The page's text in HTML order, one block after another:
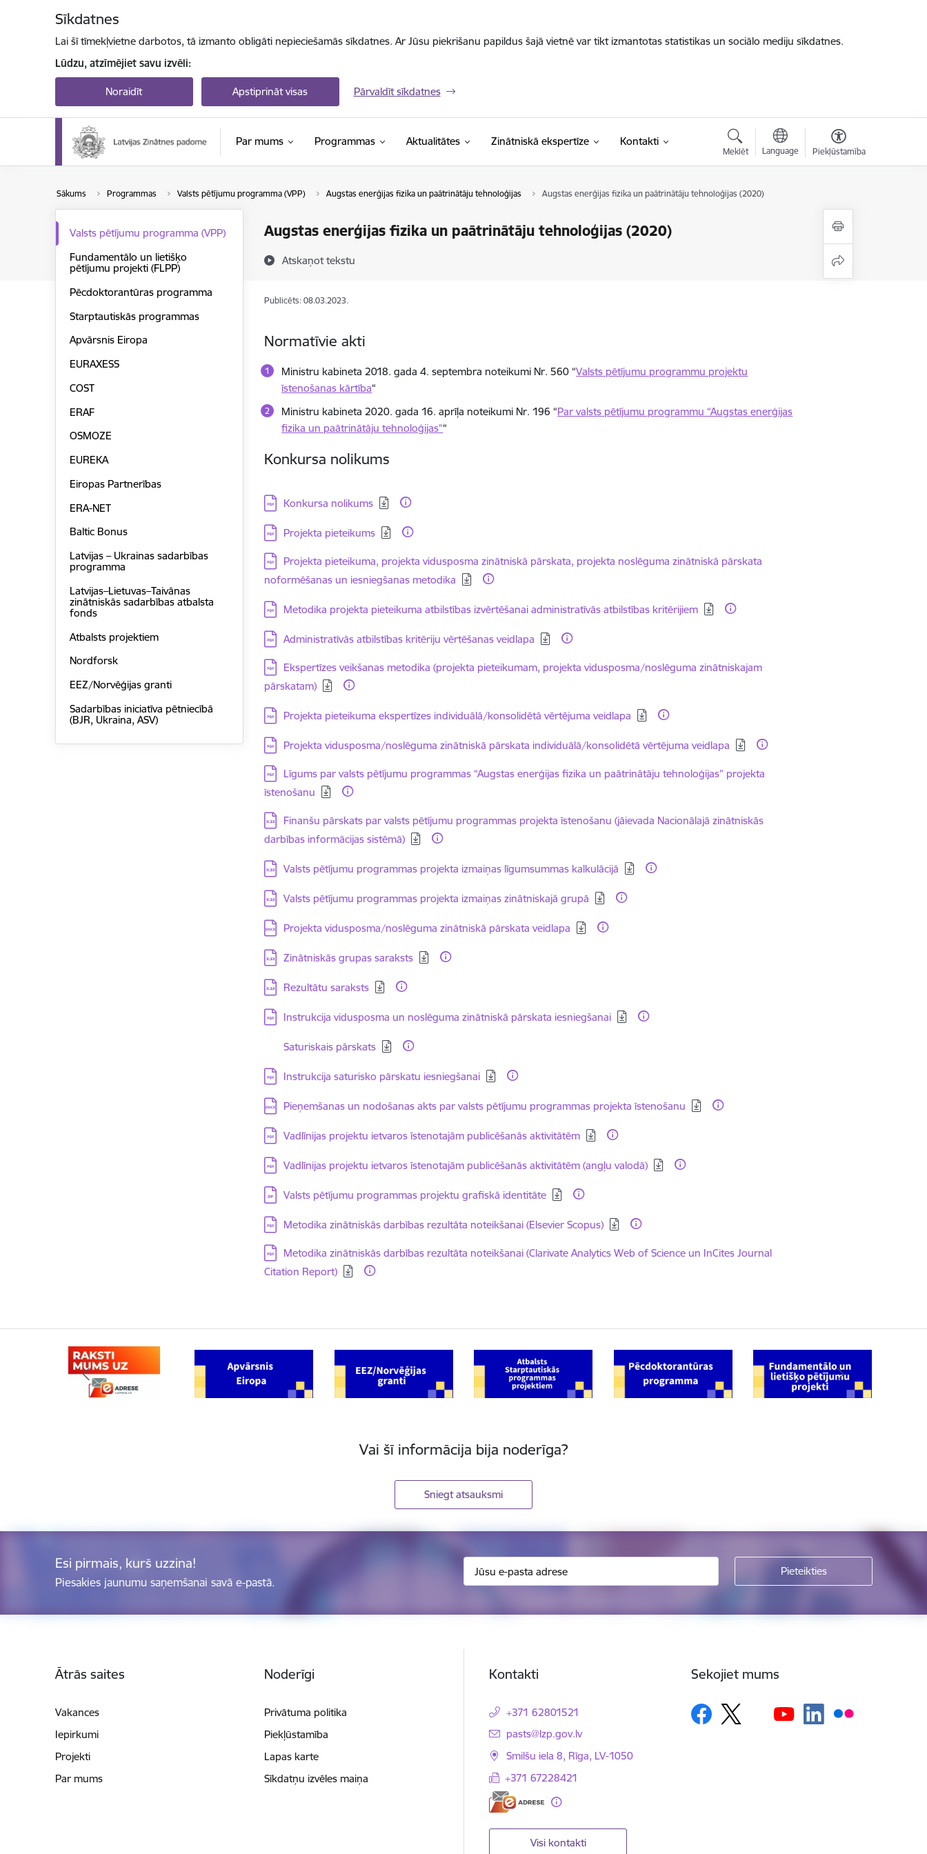
Sīkdatnes
Lai šī tīmekļvietne darbotos, tā izmanto obligāti nepieciešamās sīkdatnes. Ar Jūsu piekrišanu papildus šajā vietnē var tikt izmantotas statistikas un sociālo mediju sīkdatnes.
Lūdzu, atzīmējiet savu izvēli:
Noraidīt Apstiprināt visas Pārvaldīt sīkdatnes
Par mums Programmas Aktualitātes Zinātniskā ekspertīze Kontakti
Meklēt Language Piekļūstamība
Sākums Programmas Valsts pētījumu programma (VPP) Augstas enerģijas fizika un paātrinātāju tehnoloģijas Augstas enerģijas fizika un paātrinātāju tehnoloģijas (2020)
Augstas enerģijas fizika un paātrinātāju tehnoloģijas (2020)
Atskaņot tekstu
Valsts pētījumu programma (VPP)
Fundamentālo un lietišķo
pētījumu projekti (FLPP)
Pēcdoktorantūras programma
Starptautiskās programmas
Apvārsnis Eiropa
EURAXESS
COST
ERAF
OSMOZE
EUREKA
Eiropas Partnerības
ERA-NET
Baltic Bonus
Latvijas – Ukrainas sadarbības
programma
Latvijas–Lietuvas–Taivānas
zinātniskās sadarbības atbalsta
fonds
Atbalsts projektiem
Nordforsk
EEZ/Norvēģijas granti
Sadarbības iniciatīva pētniecībā
(BJR, Ukraina, ASV)
Publicēts: 08.03.2023.
Normatīvie akti
Ministru kabineta 2018. gada 4. septembra noteikumi Nr. 560 “Valsts pētījumu programmu projektu
īstenošanas kārtība“
Ministru kabineta 2020. gada 16. aprīļa noteikumi Nr. 196 “Par valsts pētījumu programmu “Augstas enerģijas
fizika un paātrinātāju tehnoloģijas”“
Konkursa nolikums
Lejupielādēt:
Konkursa nolikums
Lejupielādēt:
Projekta pieteikums
Lejupielādēt:
Projekta pieteikuma, projekta vidusposma zinātniskā pārskata, projekta noslēguma zinātniskā pārskata
noformēšanas un iesniegšanas metodika
Lejupielādēt:
Metodika projekta pieteikuma atbilstības izvērtēšanai administratīvās atbilstības kritērijiem
Lejupielādēt:
Administratīvās atbilstības kritēriju vērtēšanas veidlapa
Lejupielādēt:
Ekspertīzes veikšanas metodika (projekta pieteikumam, projekta vidusposma/noslēguma zinātniskajam
pārskatam)
Lejupielādēt:
Projekta pieteikuma ekspertīzes individuālā/konsolidētā vērtējuma veidlapa
Lejupielādēt:
Projekta vidusposma/noslēguma zinātniskā pārskata individuālā/konsolidētā vērtējuma veidlapa
Lejupielādēt:
Līgums par valsts pētījumu programmas “Augstas enerģijas fizika un paātrinātāju tehnoloģijas” projekta
īstenošanu
Lejupielādēt:
Finanšu pārskats par valsts pētījumu programmas projekta īstenošanu (jāievada Nacionālajā zinātniskās
darbības informācijas sistēmā)
Lejupielādēt:
Valsts pētījumu programmas projekta izmaiņas līgumsummas kalkulācijā
Lejupielādēt:
Valsts pētījumu programmas projekta izmaiņas zinātniskajā grupā
Lejupielādēt:
Projekta vidusposma/noslēguma zinātniskā pārskata veidlapa
Lejupielādēt:
Zinātniskās grupas saraksts
Lejupielādēt:
Rezultātu saraksts
Lejupielādēt:
Instrukcija vidusposma un noslēguma zinātniskā pārskata iesniegšanai
Lejupielādēt:
Saturiskais pārskats
Lejupielādēt:
Instrukcija saturisko pārskatu iesniegšanai
Lejupielādēt:
Pieņemšanas un nodošanas akts par valsts pētījumu programmas projekta īstenošanu
Lejupielādēt:
Vadlīnijas projektu ietvaros īstenotajām publicēšanās aktivitātēm
Lejupielādēt:
Vadlīnijas projektu ietvaros īstenotajām publicēšanās aktivitātēm (angļu valodā)
Lejupielādēt:
Valsts pētījumu programmas projektu grafiskā identitāte
Lejupielādēt:
Metodika zinātniskās darbības rezultāta noteikšanai (Elsevier Scopus)
Lejupielādēt:
Metodika zinātniskās darbības rezultāta noteikšanai (Clarivate Analytics Web of Science un InCites Journal
Citation Report)
Vai šī informācija bija noderīga?
Sniegt atsauksmi
Esi pirmais, kurš uzzina!
Piesakies jaunumu saņemšanai savā e-pastā.
Ātrās saites
Vakances
Iepirkumi
Projekti
Par mums
Noderīgi
Privātuma politika
Piekļūstamība
Lapas karte
Sīkdatņu izvēles maiņa
Kontakti
+371 62801521
E-pasts:
pasts@lzp.gov.lv
Smilšu iela 8, Rīga, LV-1050
+371 67228421
Visi kontakti
Sekojiet mums